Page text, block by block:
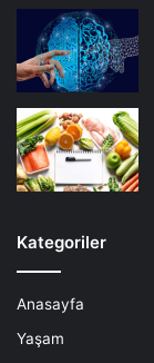
Kategoriler
Anasayfa
Yaşam